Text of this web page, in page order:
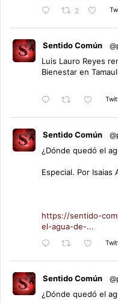
2
Sentido Común
Luis Lauro Reyes
Bienestar en
Sentido Común
¿Dónde quedó el
Especial. Por Isaias
https://sentido-
el-agua-de-...
Sentido Común
¿Dónde quedó el